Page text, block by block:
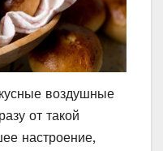
воздушные
от такой
настроение,